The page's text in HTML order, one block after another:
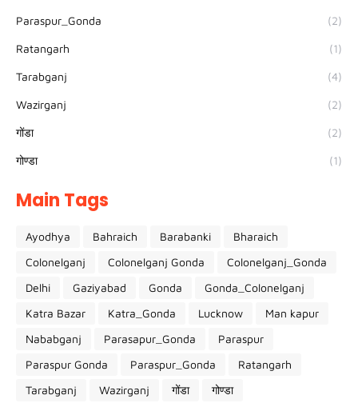
Paraspur_Gonda (2)
Ratangarh (1)
Tarabganj (4)
Wazirganj (2)
गोंडा (2)
गोण्डा (1)
Main Tags
Ayodhya Bahraich Barabanki
Bharaich
Colonelganj
Colonelganj Gonda
Colonelganj_Gonda
Delhi
Gaziyabad Gonda
Gonda_Colonelganj
Katra Bazar
Katra_Gonda Lucknow
Man kapur
Nababganj
Parasapur_Gonda
Paraspur
Paraspur Gonda
Paraspur_Gonda
Ratangarh
Tarabganj
Wazirganj गोंडा गोण्डा